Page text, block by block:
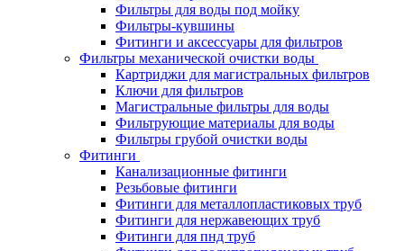
Фильтры для воды под мойку
Фильтры-кувшины
Фитинги и аксессуары для фильтров
Фильтры механической очистки воды
Картриджи для магистральных фильтров
Ключи для фильтров
Магистральные фильтры для воды
Фильтрующие материалы для воды
Фильтры грубой очистки воды
Фитинги
Канализационные фитинги
Резьбовые фитинги
Фитинги для металлопластиковых труб
Фитинги для нержавеющих труб
Фитинги для пнд труб